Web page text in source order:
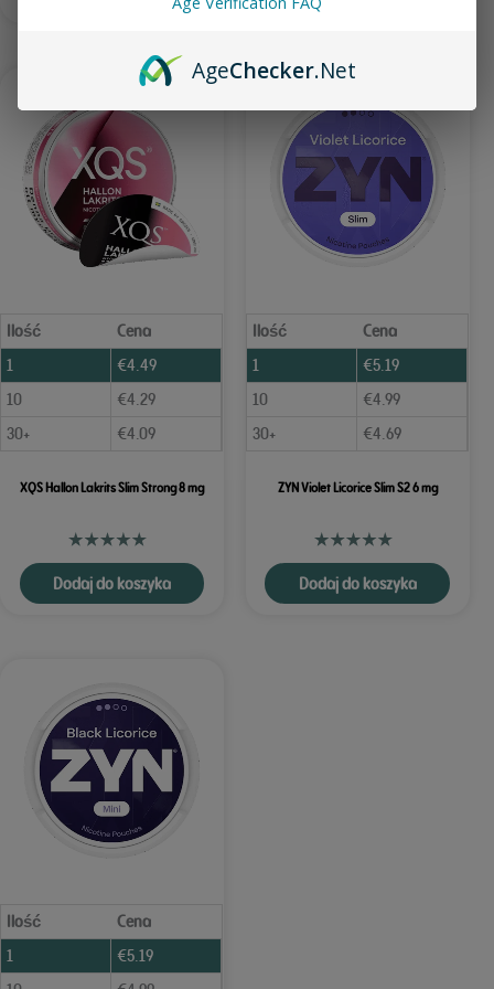
Ilość
Cena
1
€4.49
10
€4.29
30+
€4.09
XQS Hallon Lakrits Slim Strong 8 mg
Dodaj do koszyka
Ilość
Cena
1
€5.19
10
€4.99
30+
€4.69
ZYN Violet Licorice Slim S2 6 mg
Dodaj do koszyka
Ilość
Cena
1
€5.19
AgeChecker.Net